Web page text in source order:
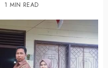
1 MIN READ